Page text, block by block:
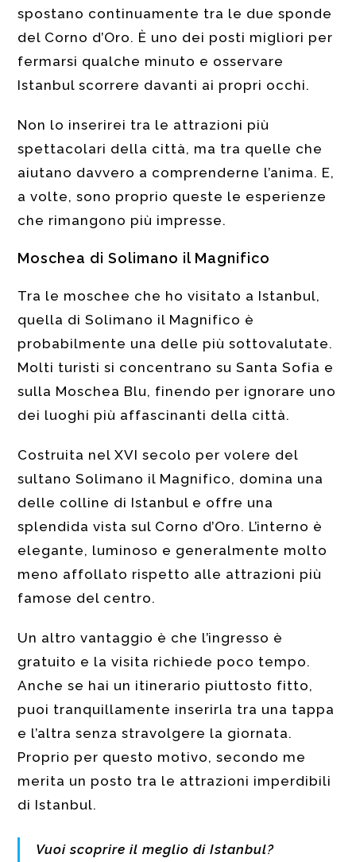
spostano continuamente tra le due sponde
del Corno d’Oro. È uno dei posti migliori per
fermarsi qualche minuto e osservare
Istanbul scorrere davanti ai propri occhi.
Non lo inserirei tra le attrazioni più
spettacolari della città, ma tra quelle che
aiutano davvero a comprenderne l’anima. E,
a volte, sono proprio queste le esperienze
che rimangono più impresse.
Moschea di Solimano il Magnifico
Tra le moschee che ho visitato a Istanbul,
quella di Solimano il Magnifico è
probabilmente una delle più sottovalutate.
Molti turisti si concentrano su Santa Sofia e
sulla Moschea Blu, finendo per ignorare uno
dei luoghi più affascinanti della città.
Costruita nel XVI secolo per volere del
sultano Solimano il Magnifico, domina una
delle colline di Istanbul e offre una
splendida vista sul Corno d’Oro. L’interno è
elegante, luminoso e generalmente molto
meno affollato rispetto alle attrazioni più
famose del centro.
Un altro vantaggio è che l’ingresso è
gratuito e la visita richiede poco tempo.
Anche se hai un itinerario piuttosto fitto,
puoi tranquillamente inserirla tra una tappa
e l’altra senza stravolgere la giornata.
Proprio per questo motivo, secondo me
merita un posto tra le attrazioni imperdibili
di Istanbul.
Vuoi scoprire il meglio di Istanbul?